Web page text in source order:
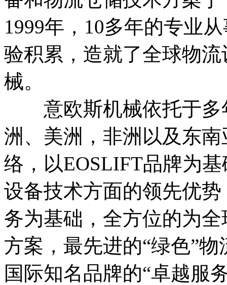
1999年，10多年的专业
验积累，造就了全球物
械。
意欧斯机械依托于多
洲、美洲，非洲以及东
络，以EOSLIFT品牌为
设备技术方面的领先优
务为基础，全方位的为
方案，最先进的“绿色”
国际知名品牌的“卓越服